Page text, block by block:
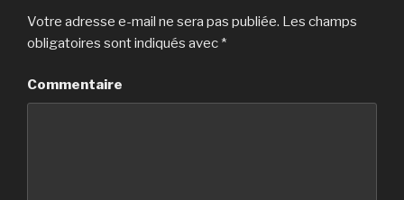
Votre adresse e-mail ne sera pas publiée. Les champs
obligatoires sont indiqués avec *
Commentaire